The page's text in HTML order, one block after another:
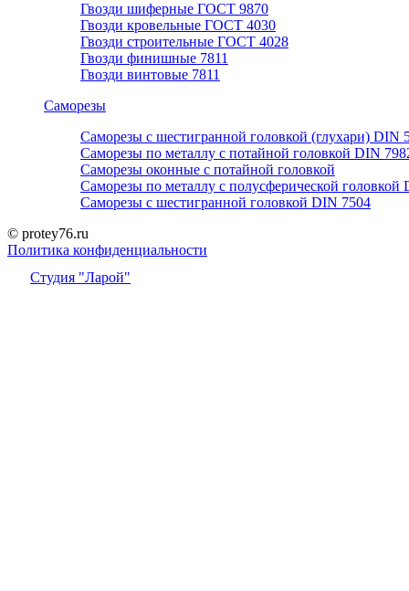
Гвозди шиферные ГОСТ 9870
Гвозди кровельные ГОСТ 4030
Гвозди строительные ГОСТ 4028
Гвозди финишные 7811
Гвозди винтовые 7811
Саморезы
Саморезы с шестигранной головкой (глухари) DIN
Саморезы по металлу с потайной головкой DIN
Саморезы оконные с потайной головкой
Саморезы по металлу с полусферической головкой
Саморезы с шестигранной головкой DIN 7504
© protey76.ru
Политика конфиденциальности
Студия "Ларой"